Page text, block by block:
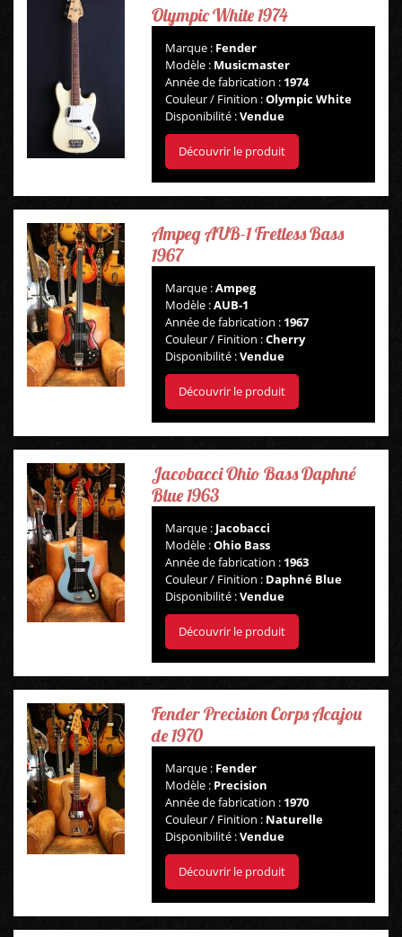
GUITARES
BASSES
AMPLIS
PÉDALES ET EFFETS
AUTRE
Olympic White 1974
Marque : Fender
Modèle : Musicmaster
Année de fabrication : 1974
Couleur / Finition :Olympic White
Disponibilité :Vendue
Découvrir le produit
Ampeg AUB-1 Fretless Bass
1967
Marque :Ampeg
Modèle :AUB-1
Année de fabrication : 1967
Couleur / Finition :Cherry
Disponibilité :Vendue
Découvrir le produit
Jacobacci Ohio Bass Daphné
Blue 1963
Marque : Jacobacci
Modèle :Ohio Bass
Année de fabrication : 1963
Couleur / Finition : Daphné Blue
Disponibilité :Vendue
Découvrir le produit
Fender Precision Corps Acajou
de 1970
Marque : Fender
Modèle : Precision
Année de fabrication : 1970
Couleur / Finition : Naturelle
Disponibilité :Vendue
Découvrir le produit